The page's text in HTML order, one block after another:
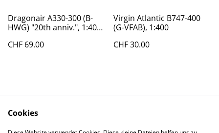
Dragonair A330-300 (B-
HWG) "20th anniv.", 1:400,
CHF 69.00
Virgin Atlantic B747-400
(G-VFAB), 1:400
CHF 30.00
Cookies